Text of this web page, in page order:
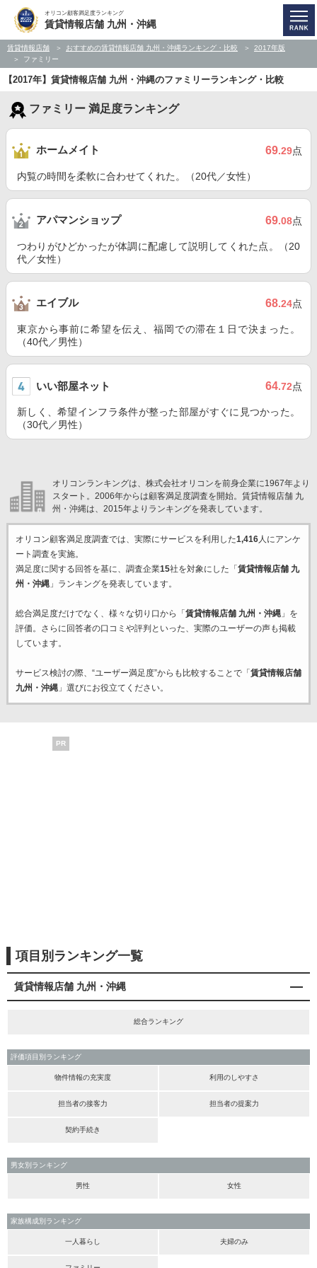
オリコン顧客満足度ランキング
賃貸情報店舗 九州・沖縄
賃貸情報店舗 おすすめの賃貸情報店舗 九州・沖縄ランキング・比較
2017年版
ファミリー
【2017年】賃貸情報店舗 九州・沖縄のファミリーランキング・比較
ファミリー 満足度ランキング
ホームメイト 69.29点
内覧の時間を柔軟に合わせてくれた。（20代／女性）
アパマンショップ 69.08点
つわりがひどかったが体調に配慮して説明してくれた点。（20
代／女性）
エイブル 68.24点
東京から事前に希望を伝え、福岡での滞在１日で決まった。
（40代／男性）
いい部屋ネット 64.72点
新しく、希望インフラ条件が整った部屋がすぐに見つかった。
（30代／男性）
オリコンランキングは、株式会社オリコンを前身企業に1967年より
スタート。2006年からは顧客満足度調査を開始。賃貸情報店舗 九
州・沖縄は、2015年よりランキングを発表しています。
オリコン顧客満足度調査では、実際にサービスを利用した1,416人にアンケ
ート調査を実施。
満足度に関する回答を基に、調査企業15社を対象にした「 賃貸情報店舗 九
州・沖縄」ランキングを発表しています。
総合満足度だけでなく、様々な切り口から「 賃貸情報店舗 九州・沖縄」を
評価。さらに回答者の口コミや評判といった、実際のユーザーの声も掲載
しています。
サービス検討の際、“ユーザー満足度”からも比較することで「 賃貸情報店舗
九州・沖縄」選びにお役立てください。
PR
項目別ランキング一覧
賃貸情報店舗 九州・沖縄
総合ランキング
評価項目別ランキング
物件情報の充実度 利用のしやすさ
担当者の接客力 担当者の提案力
契約手続き
男女別ランキング
男性 女性
家族構成別ランキング
一人暮らし 夫婦のみ